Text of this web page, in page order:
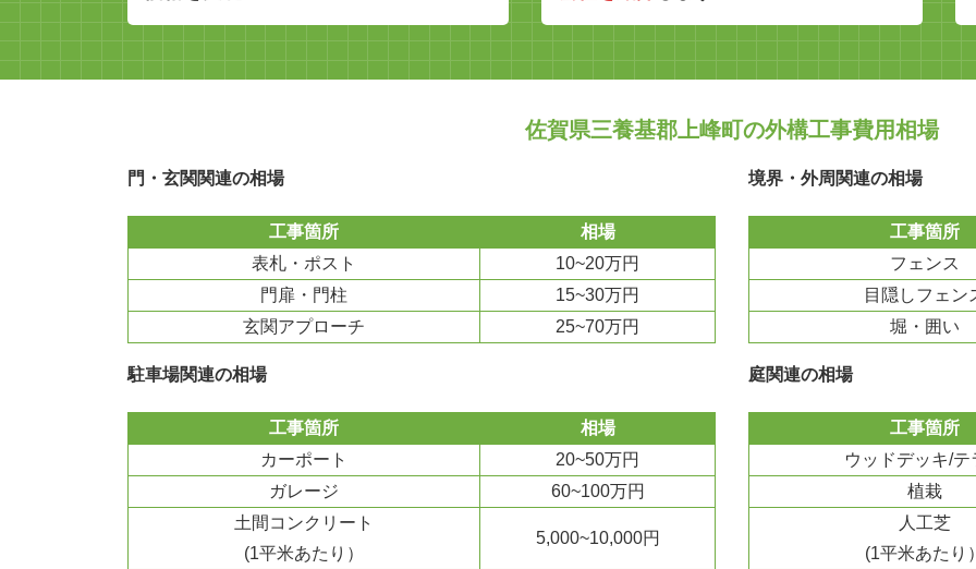
佐賀県三養基郡上峰町の外構工事費用相場
門・玄関関連の相場
工事箇所
相場
表札・ポスト
10~20万円
門扉・門柱
15~30万円
玄関アプローチ
25~70万円
境界・外周関連の相場
工事箇所
フェンス
目隠しフェン
堀・囲い
駐車場関連の相場
工事箇所
相場
カーポート
20~50万円
ガレージ
60~100万円
土間コンクリート
(1平米あたり）
5,000~10,000円
庭関連の相場
工事箇所
ウッドデッキ/テ
植栽
人工芝
(1平米あたり